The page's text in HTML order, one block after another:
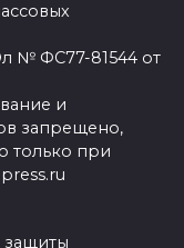
№ ФС77-81544 от
и
запрещено,
только при
защиты